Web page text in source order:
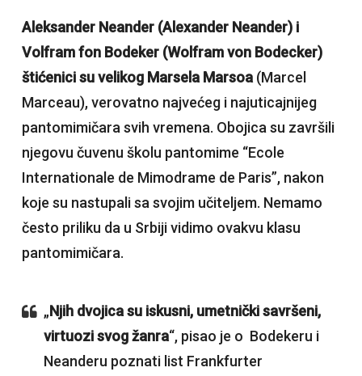
Aleksander Neander (Alexander Neander) i
Volfram fon Bodeker (Wolfram von Bodecker)
štićenici su velikog Marsela Marsoa (Marcel
Marceau), verovatno najvećeg i najuticajnijeg
pantomimičara svih vremena. Obojica su završili
njegovu čuvenu školu pantomime “Ecole
Internationale de Mimodrame de Paris”, nakon
koje su nastupali sa svojim učiteljem. Nemamo
često priliku da u Srbiji vidimo ovakvu klasu
pantomimičara.
„Njih dvojica su iskusni, umetnički savršeni,
virtuozi svog žanra“, pisao je o Bodekeru i
Neanderu poznati list Frankfurter